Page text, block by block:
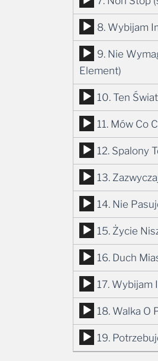
dźwiękowych
plików
dźwiękowych
Odtwarzacz
plików
dźwiękowych
8. Wybijam
Odtwarzacz
plików
dźwiękowych
9. Nie
Element)
Odtwarzacz
plików
dźwiękowych
10. Ten
Odtwarzacz
plików
dźwiękowych
11. Mów Co
Odtwarzacz
plików
dźwiękowych
12. Spalony
Odtwarzacz
plików
dźwiękowych
13.
Odtwarzacz
plików
dźwiękowych
14. Nie
Odtwarzacz
plików
dźwiękowych
15. Życie
Odtwarzacz
plików
dźwiękowych
16. Duch
Odtwarzacz
plików
dźwiękowych
17. Wybijam
Odtwarzacz
plików
dźwiękowych
18. Walka O
Odtwarzacz
plików
19.